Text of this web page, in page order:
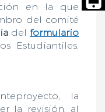
en la que
del comité
del formulario
Estudiantiles,
la
la revisión, al